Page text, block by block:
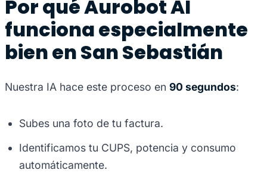
Por qué Aurobot AI
funciona especialmente
bien en San Sebastián
Nuestra IA hace este proceso en 90 segundos:
Subes una foto de tu factura.
Identificamos tu CUPS, potencia y consumo
automáticamente.